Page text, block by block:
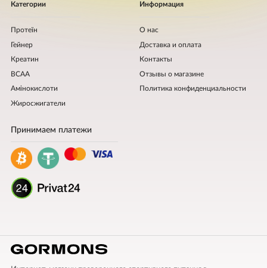
Категории
Протеїн
Гейнер
Креатин
BCAA
Амінокислоти
Жиросжигатели
Информация
О нас
Доставка и оплата
Контакты
Отзывы о магазине
Политика конфиденциальности
Принимаем платежи